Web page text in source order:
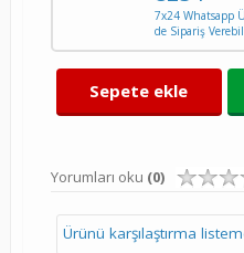
7x24 Whatsapp
de Sipariş
Sepete ekle
Yorumları oku (0)
Ürünü karşılaştırma